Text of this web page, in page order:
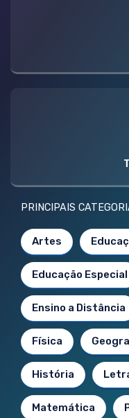
PRINCIPAIS
Artes
Educação Especial
Ensino a Distância
Física
História
Matemática